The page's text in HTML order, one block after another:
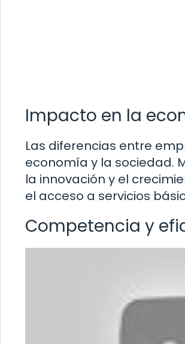
Impacto en la
Las diferencias entre
economía y la sociedad.
la innovación y el
el acceso a servicios
Competencia y